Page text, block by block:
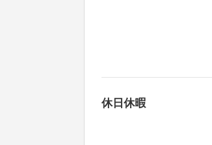
休日休暇